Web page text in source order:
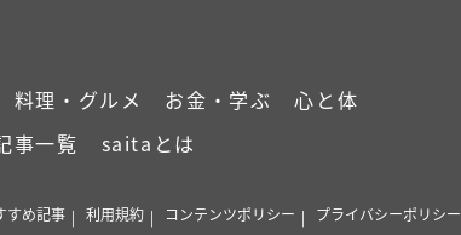
料理・グルメ お金・学ぶ
心と体
事一覧 saitaとは
すめ記事 利用規約 コンテンツポリシー プライバシーポリシー